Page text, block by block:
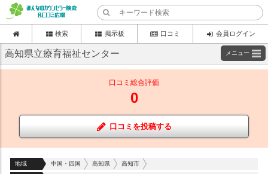
検索 掲示板 口コミ 会員ログイン
高知県立療育福祉センター メニュー
口コミ総合評価
0
口コミを投稿する
地域 中国・四国 高知県 高知市